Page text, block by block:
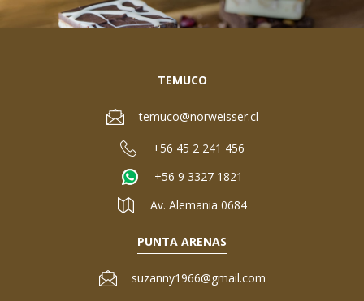
TEMUCO
temuco@norweisser.cl
+56 45 2 241 456
+56 9 3327 1821
Av. Alemania 0684
PUNTA ARENAS
suzanny1966@gmail.com